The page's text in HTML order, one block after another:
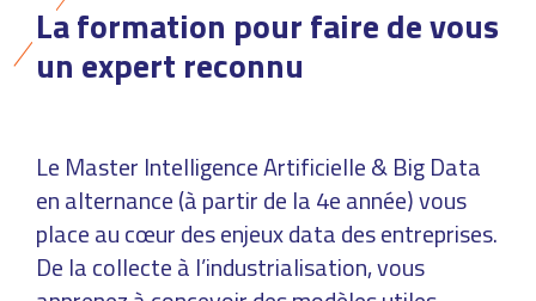
La formation pour faire de vous
un expert reconnu
Le Master Intelligence Artificielle & Big Data
en alternance (à partir de la 4e année) vous
place au cœur des enjeux data des entreprises.
De la collecte à l’industrialisation, vous